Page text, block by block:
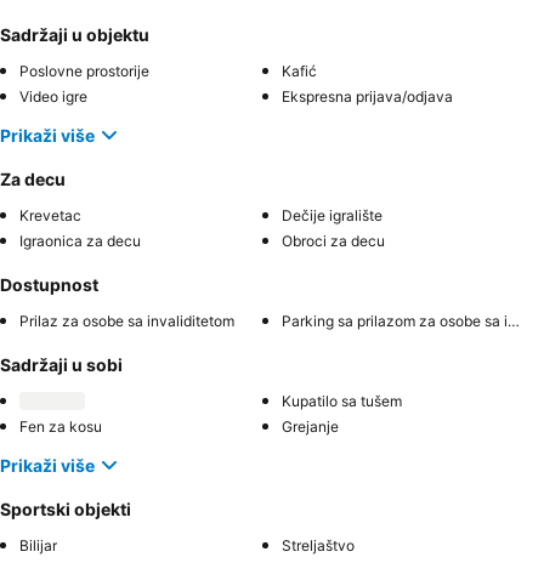
Sadržaji u objektu
Poslovne prostorije
Kafić
Video igre
Ekspresna prijava/odjava
Prikaži više
Za decu
Krevetac
Dečije igralište
Igraonica za decu
Obroci za decu
Dostupnost
Prilaz za osobe sa invaliditetom Parking sa prilazom za osobe sa invaliditetom
Sadržaji u sobi
Kupatilo sa tušem
Fen za kosu
Grejanje
Prikaži više
Sportski objekti
Bilijar
Streljaštvo